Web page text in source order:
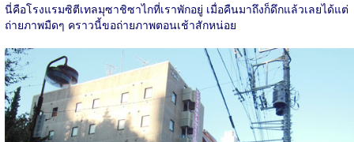
นี่คือโรงแรมซิตีเทลมุซาชิซาไกที่เราพักอยู่ เมื่อคืนมาถึงก็ดึกแล้วเลยได้แต่
ถ่ายภาพมืดๆ คราวนี้ขอถ่ายภาพตอนเช้าสักหน่อย